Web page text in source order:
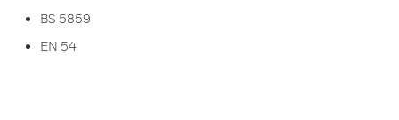
BS 5859
EN 54